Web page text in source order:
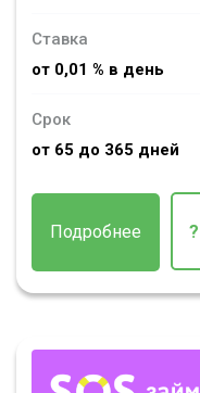
Ставка
от 0,01 % в день
Срок
от 65 до 365 дней
Подробнее ?